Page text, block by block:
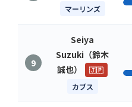
マーリンズ
9
Seiya
Suzuki（鈴木
誠也）
🇯🇵
カブス